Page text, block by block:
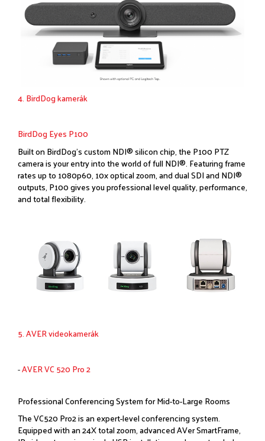
4. BirdDog kamerák
BirdDog Eyes P100
Built on BirdDog’s custom NDI® silicon chip, the P100 PTZ
camera is your entry into the world of full NDI®. Featuring frame
rates up to 1080p60, 10x optical zoom, and dual SDI and NDI®
outputs, P100 gives you professional level quality, performance,
and total flexibility.
5. AVER videokamerák
-AVER VC 520 Pro 2
Professional Conferencing System for Mid-to-Large Rooms
The VC520 Pro2 is an expert-level conferencing system.
Equipped with an 24X total zoom, advanced AVer SmartFrame,